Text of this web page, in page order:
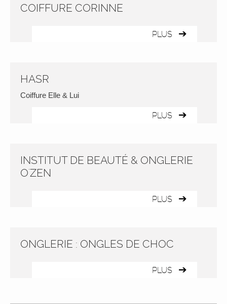
COIFFURE CORINNE
PLUS
HASR
Coiffure Elle & Lui
PLUS
INSTITUT DE BEAUTÉ & ONGLERIE
O'ZEN
PLUS
ONGLERIE : ONGLES DE CHOC
PLUS